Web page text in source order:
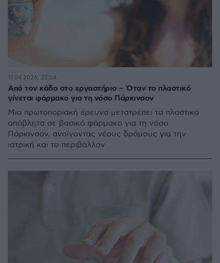
Από τον κάδο στο εργαστήριο – Όταν το πλαστικό
γίνεται φάρμακο για τη νόσο Πάρκινσον
Μια πρωτοποριακή έρευνα μετατρέπει τα πλαστικά
απόβλητα σε βασικό φάρμακο για τη νόσο
Πάρκινσον, ανοίγοντας νέους δρόμους για την
ιατρική και το περιβάλλον
17.04.2026, 22:04